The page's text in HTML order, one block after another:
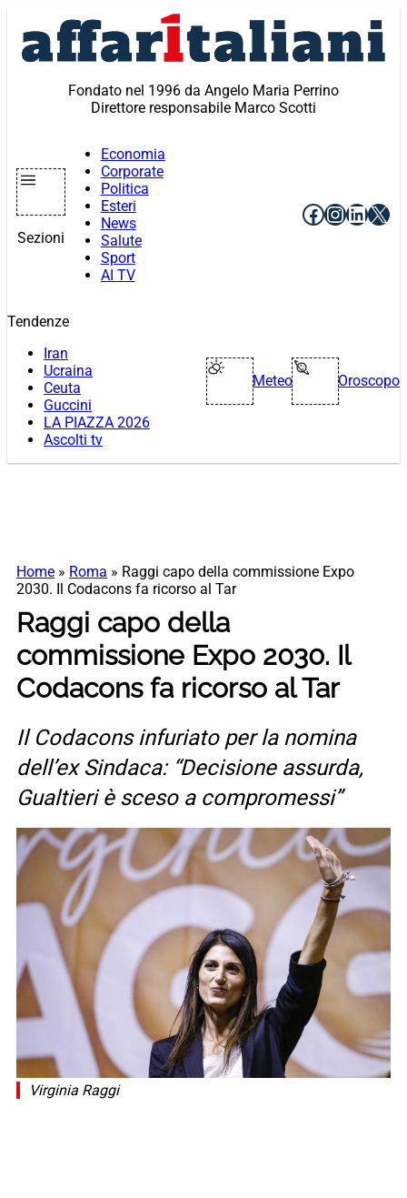
contenuto
Fondato nel 1996 da Angelo Maria Perrino
Direttore responsabile Marco Scotti
Sezioni
Economia
Corporate
Politica
Esteri
News
Salute
Sport
AI TV
Facebook
X
Tendenze
Iran
Ucraina
Ceuta
Guccini
LA PIAZZA 2026
Ascolti tv
Meteo Oroscopo
Home » Roma » Raggi capo della commissione Expo
2030. Il Codacons fa ricorso al Tar
Raggi capo della
commissione Expo 2030. Il
Codacons fa ricorso al Tar
Il Codacons infuriato per la nomina
dell’ex Sindaca: “Decisione assurda,
Gualtieri è sceso a compromessi”
Virginia Raggi